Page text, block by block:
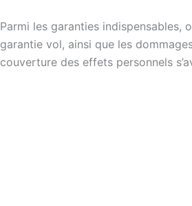
Parmi les garanties indispensables,
garantie vol, ainsi que les
couverture des effets personnels